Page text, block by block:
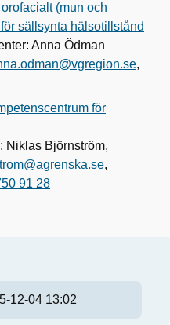
(mun och
sällsynta hälsotillstånd
Anna Ödman
,
för
Niklas Björnström,
,
91 28
12-04 13:02